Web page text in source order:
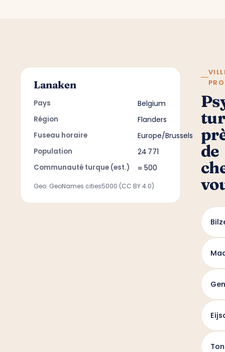
Lanaken
Pays Belgium
Région Flanders
Fuseau horaire Europe/Brussels
Population 24 771
Communauté turque (est.) ≈ 500
Geo: GeoNames cities5000 (CC BY 4.0)
de